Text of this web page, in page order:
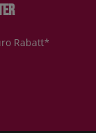
Rabatt*